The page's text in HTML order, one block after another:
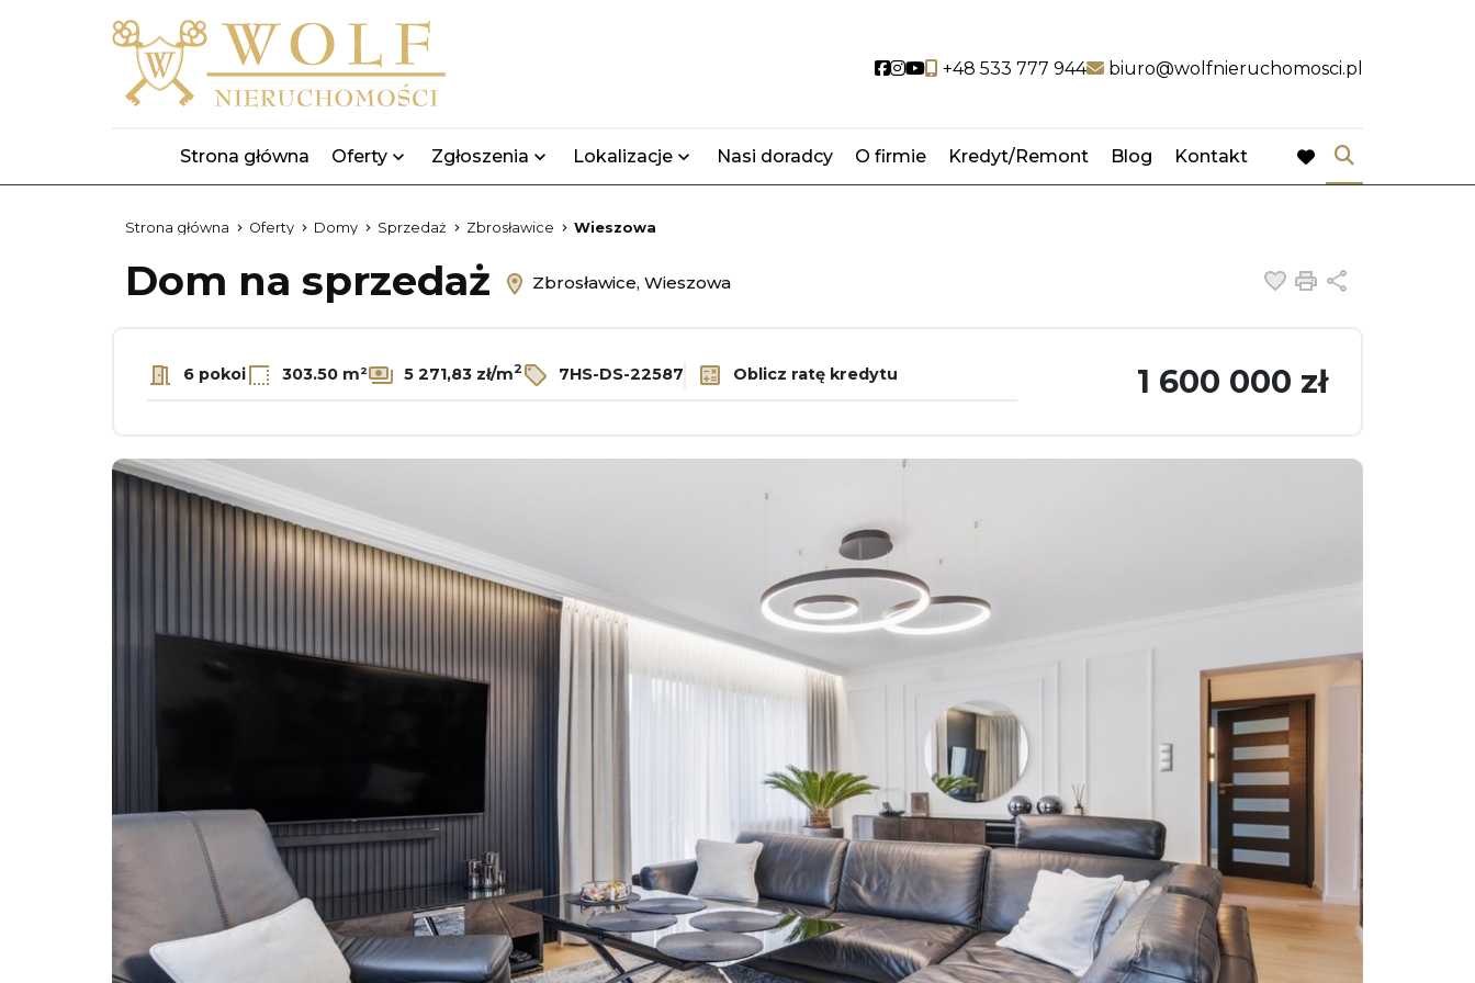
Social link
Social link
Social link
+48 533 777 944 biuro@wolfnieruchomosci.pl
Strona główna Oferty Zgłoszenia Lokalizacje Nasi doradcy O firmie Kredyt/Remont Blog Kontakt
favorite
Strona główna Oferty Domy Sprzedaż Zbrosławice Wieszowa
Dom na sprzedaż Zbrosławice, Wieszowa Dodaj do
Drukuj
6 pokoi 303.50 m² 5 271,83 zł/m2 7HS-DS-22587 Oblicz ratę kredytu 1 600 000 zł